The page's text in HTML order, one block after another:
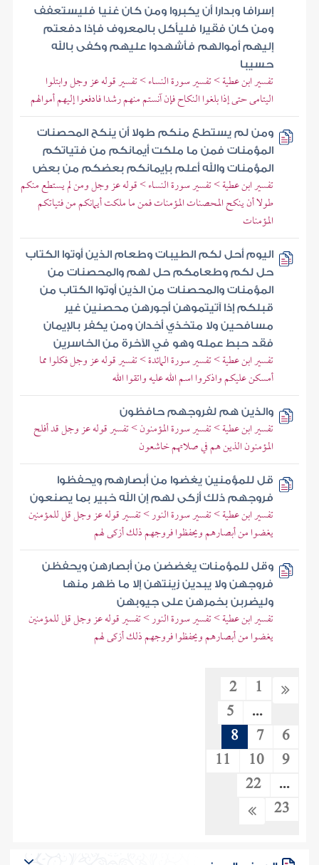
إسرافا وبدارا أن يكبروا ومن كان غنيا فليستعفف
ومن كان فقيرا فليأكل بالمعروف فإذا دفعتم
إليهم أموالهم فأشهدوا عليهم وكفى بالله
حسيبا
تفسير ابن عطية > تفسير سورة النساء > تفسير قوله عز وجل وابتلوا
اليتامى حتى إذا بلغوا النكاح فإن آنستم منهم رشدا فادفعوا إليهم أموالهم
ومن لم يستطع منكم طولا أن ينكح المحصنات
المؤمنات فمن ما ملكت أيمانكم من فتياتكم
المؤمنات والله أعلم بإيمانكم بعضكم من بعض
تفسير ابن عطية > تفسير سورة النساء > قوله عز وجل ومن لم يستطع منكم
طولا أن ينكح المحصنات المؤمنات فمن ما ملكت أيمانكم من فتياتكم
المؤمنات
اليوم أحل لكم الطيبات وطعام الذين أوتوا الكتاب
حل لكم وطعامكم حل لهم والمحصنات من
المؤمنات والمحصنات من الذين أوتوا الكتاب من
قبلكم إذا آتيتموهن أجورهن محصنين غير
مسافحين ولا متخذي أخدان ومن يكفر بالإيمان
فقد حبط عمله وهو في الآخرة من الخاسرين
تفسير ابن عطية > تفسير سورة المائدة > تفسير قوله عز وجل فكلوا مما
أمسكن عليكم واذكروا اسم الله عليه واتقوا الله
والذين هم لفروجهم حافظون
تفسير ابن عطية > تفسير سورة المؤمنون > تفسير قوله عز وجل قد أفلح
المؤمنون الذين هم في صلاتهم خاشعون
قل للمؤمنين يغضوا من أبصارهم ويحفظوا
فروجهم ذلك أزكى لهم إن الله خبير بما يصنعون
تفسير ابن عطية > تفسير سورة النور > تفسير قوله عز وجل قل للمؤمنين
يغضوا من أبصارهم ويحفظوا فروجهم ذلك أزكى لهم
وقل للمؤمنات يغضضن من أبصارهن ويحفظن
فروجهن ولا يبدين زينتهن إلا ما ظهر منها
وليضربن بخمرهن على جيوبهن
تفسير ابن عطية > تفسير سورة النور > تفسير قوله عز وجل قل للمؤمنين
يغضوا من أبصارهم ويحفظوا فروجهم ذلك أزكى لهم
1
2
...
5
6
7
8
9
10
11
...
22
23